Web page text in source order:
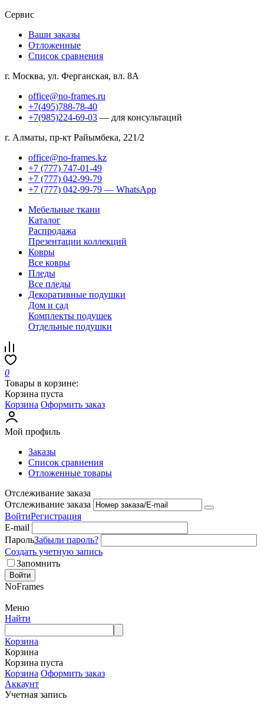
Сервис
Ваши заказы
Отложенные
Список сравнения
г. Москва, ул. Ферганская, вл. 8А
office@no-frames.ru
+7(495)788-78-40
+7(985)224-69-03 — для консультаций
г. Алматы, пр-кт Райымбека, 221/2
office@no-frames.kz
+7 (777) 747-01-49
+7 (777) 042-99-79
+7 (777) 042-99-79 — WhatsApp
Мебельные ткани
Каталог
Распродажа
Презентации коллекций
Ковры
Все ковры
Пледы
Все пледы
Декоративные подушки
Дом и сад
Комплекты подушек
Отдельные подушки
0
Товары в корзине:
Корзина пуста
Корзина Оформить заказ
Мой профиль
Заказы
Список сравнения
Отложенные товары
Отслеживание заказа
Отслеживание заказа
ВойтиРегистрация
E-mail
ПарольЗабыли пароль?
Создать учетную запись
Запомнить
Войти
NoFrames
Меню
Найти
Корзина
Корзина
Корзина пуста
Корзина Оформить заказ
Аккаунт
Учетная запись